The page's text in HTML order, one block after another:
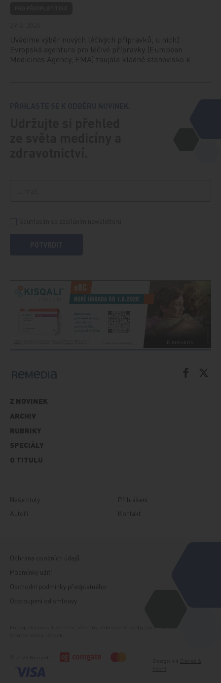
Uvádíme výběr nových léčivých přípravků, u nichž
Evropská agentura pro léčivé přípravky (European
Medicines Agency, EMA) zaujala kladné stanovisko k…
Z NOVINEK
ARCHIV
RUBRIKY
SPECIÁLY
O TITULU
Naše tituly
Autoři
Přihlášení
Kontakt
Ochrana osobních údajů
Podmínky užití
Obchodní podmínky předplatného
Odstoupení od smlouvy